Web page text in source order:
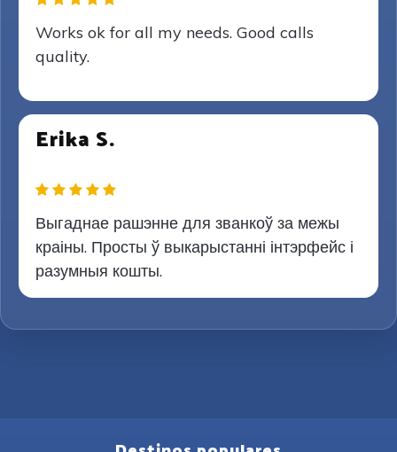
Works ok for all my needs. Good calls
quality.
Erika S.
Выгаднае рашэнне для званкоў за межы
краіны. Просты ў выкарыстанні інтэрфейс і
разумныя кошты.